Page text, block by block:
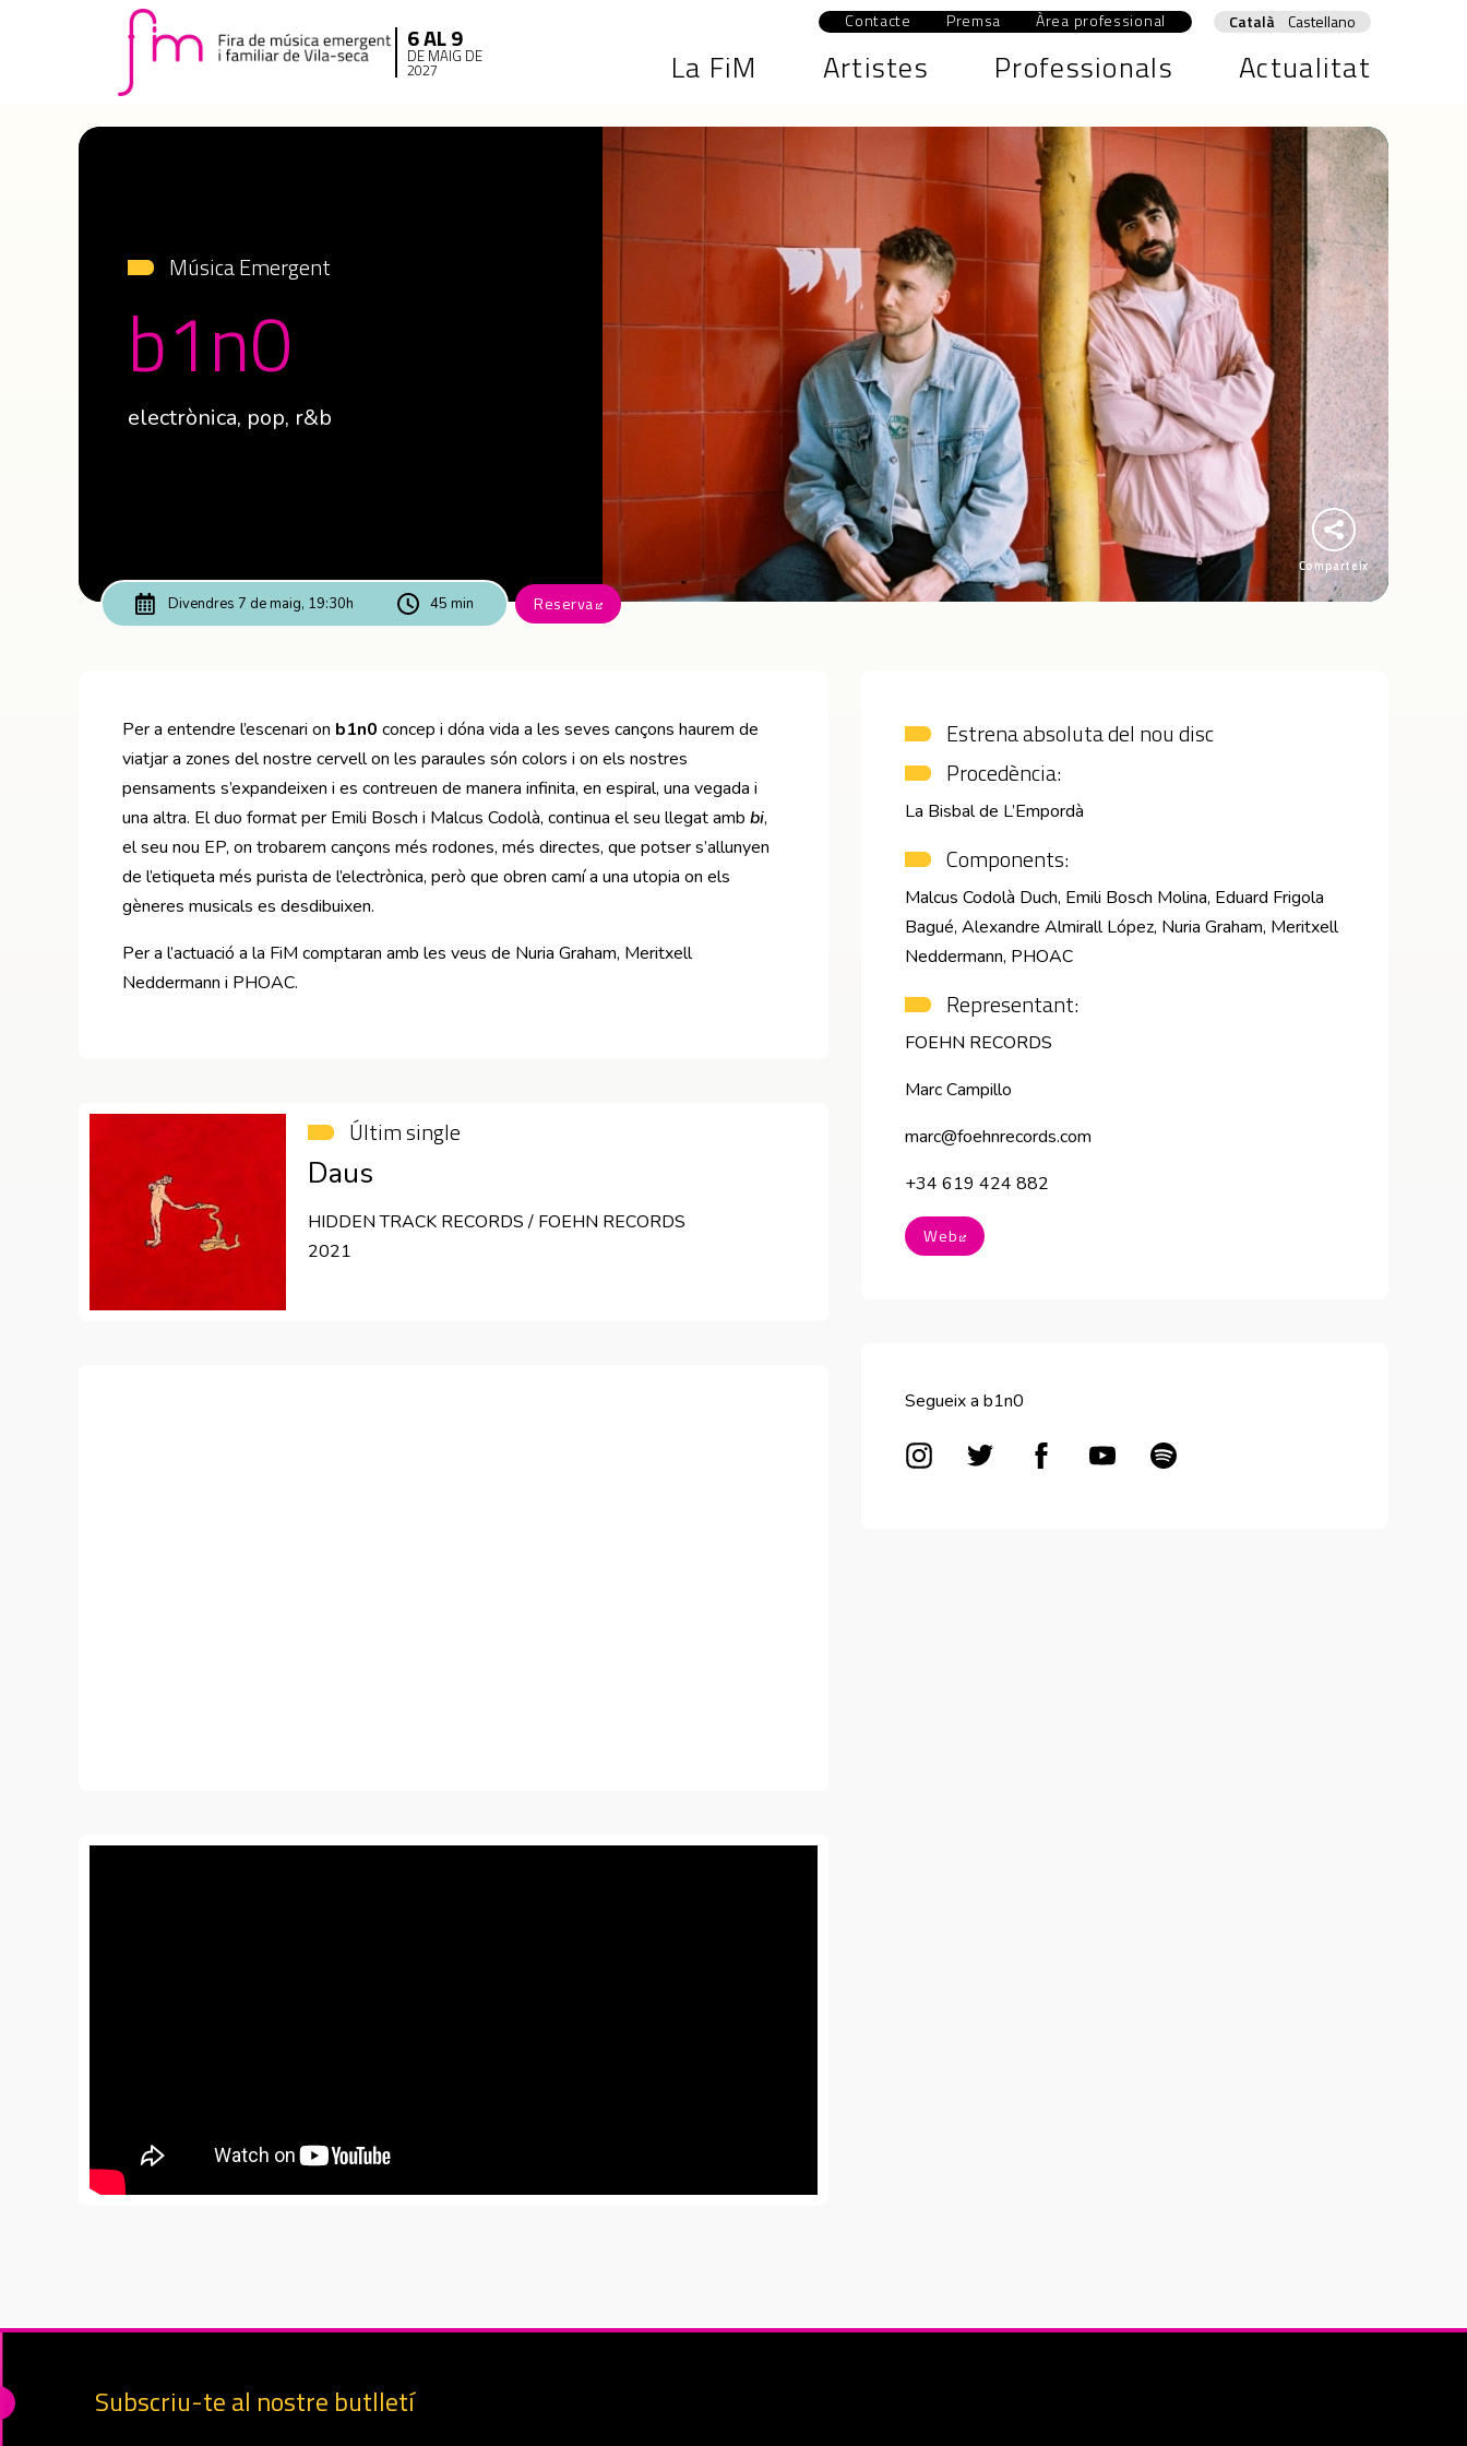
6 AL 9
DE MAIG DE
2027
Contacte Premsa Àrea professional Abre en nueva ventana
Català Castellano
La FiM Artistes Professionals Actualitat
Música Emergent
b1n0
electrònica, pop, r&b
Comparteix
Divendres 7 de maig, 19:30h 45 min Reserva Abre en nueva ventana
Per a entendre l’escenari on b1n0 concep i dóna vida a les seves cançons haurem de
viatjar a zones del nostre cervell on les paraules són colors i on els nostres
pensaments s’expandeixen i es contreuen de manera infinita, en espiral, una vegada i
una altra. El duo format per Emili Bosch i Malcus Codolà, continua el seu llegat amb bi,
el seu nou EP, on trobarem cançons més rodones, més directes, que potser s’allunyen
de l’etiqueta més purista de l’electrònica, però que obren camí a una utopia on els
gèneres musicals es desdibuixen.
Per a l’actuació a la FiM comptaran amb les veus de Nuria Graham, Meritxell
Neddermann i PHOAC.
Estrena absoluta del nou disc
Procedència:
La Bisbal de L’Empordà
Components:
Malcus Codolà Duch, Emili Bosch Molina, Eduard Frigola
Bagué, Alexandre Almirall López, Nuria Graham, Meritxell
Neddermann, PHOAC
Representant:
FOEHN RECORDS
Marc Campillo
marc@foehnrecords.com
+34 619 424 882
Web Abre en nueva ventana
Últim single
Daus
HIDDEN TRACK RECORDS / FOEHN RECORDS
2021
Segueix a b1n0
Abre en nueva ventana
Abre en nueva ventana
Abre en nueva ventana
Abre en nueva ventana
Subscriu-te al nostre butlletí